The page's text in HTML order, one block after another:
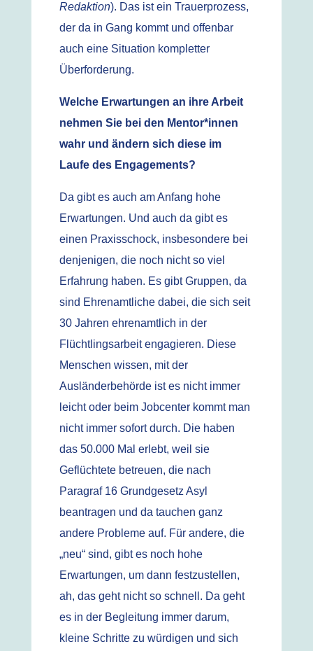
Redaktion). Das ist ein Trauerprozess,
der da in Gang kommt und offenbar
auch eine Situation kompletter
Überforderung.
Welche Erwartungen an ihre Arbeit
nehmen Sie bei den Mentor*innen
wahr und ändern sich diese im
Laufe des Engagements?
Da gibt es auch am Anfang hohe
Erwartungen. Und auch da gibt es
einen Praxisschock, insbesondere bei
denjenigen, die noch nicht so viel
Erfahrung haben. Es gibt Gruppen, da
sind Ehrenamtliche dabei, die sich seit
30 Jahren ehrenamtlich in der
Flüchtlingsarbeit engagieren. Diese
Menschen wissen, mit der
Ausländerbehörde ist es nicht immer
leicht oder beim Jobcenter kommt man
nicht immer sofort durch. Die haben
das 50.000 Mal erlebt, weil sie
Geflüchtete betreuen, die nach
Paragraf 16 Grundgesetz Asyl
beantragen und da tauchen ganz
andere Probleme auf. Für andere, die
„neu“ sind, gibt es noch hohe
Erwartungen, um dann festzustellen,
ah, das geht nicht so schnell. Da geht
es in der Begleitung immer darum,
kleine Schritte zu würdigen und sich